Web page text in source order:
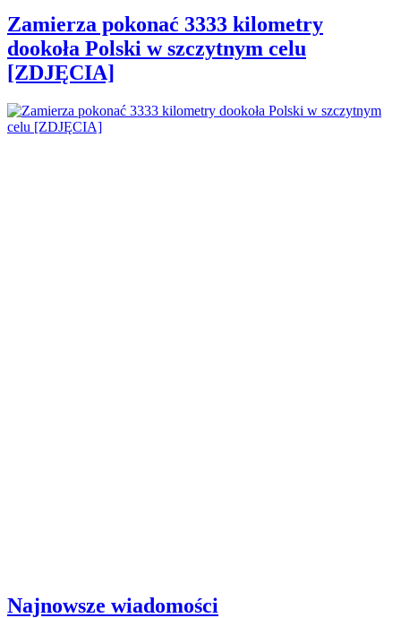
Zamierza pokonać 3333 kilometry
dookoła Polski w szczytnym celu
[ZDJĘCIA]
Najnowsze wiadomości